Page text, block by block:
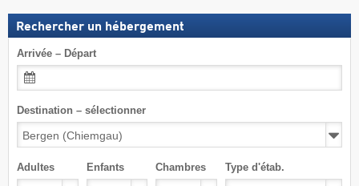
Rechercher un hébergement
Arrivée – Départ
Destination – sélectionner
Adultes Enfants Chambres Type d'étab.